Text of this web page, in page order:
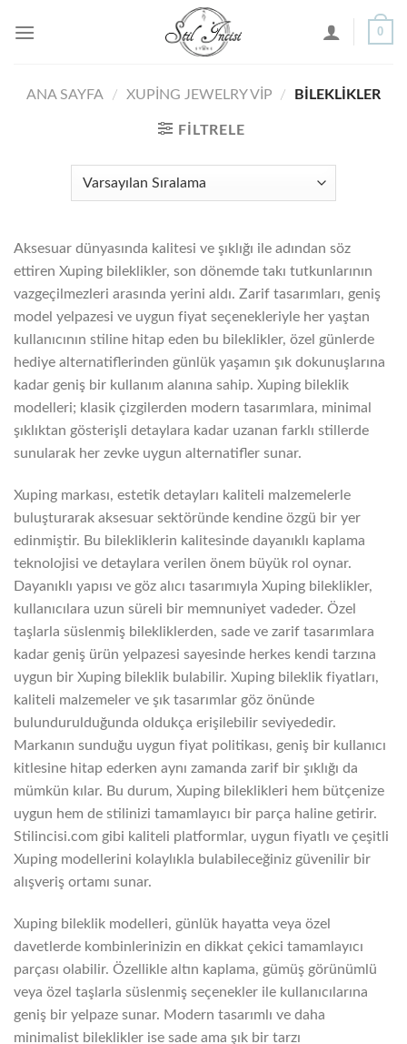
atla
0
ANA SAYFA / XUPING JEWELRY VIP / BILEKLIKLER
FILTRELE
Aksesuar dünyasında kalitesi ve şıklığı ile adından söz
ettiren Xuping bileklikler, son dönemde takı tutkunlarının
vazgeçilmezleri arasında yerini aldı. Zarif tasarımları, geniş
model yelpazesi ve uygun fiyat seçenekleriyle her yaştan
kullanıcının stiline hitap eden bu bileklikler, özel günlerde
hediye alternatiflerinden günlük yaşamın şık dokunuşlarına
kadar geniş bir kullanım alanına sahip. Xuping bileklik
modelleri; klasik çizgilerden modern tasarımlara, minimal
şıklıktan gösterişli detaylara kadar uzanan farklı stillerde
sunularak her zevke uygun alternatifler sunar.
Xuping markası, estetik detayları kaliteli malzemelerle
buluşturarak aksesuar sektöründe kendine özgü bir yer
edinmiştir. Bu bilekliklerin kalitesinde dayanıklı kaplama
teknolojisi ve detaylara verilen önem büyük rol oynar.
Dayanıklı yapısı ve göz alıcı tasarımıyla Xuping bileklikler,
kullanıcılara uzun süreli bir memnuniyet vadeder. Özel
taşlarla süslenmiş bilekliklerden, sade ve zarif tasarımlara
kadar geniş ürün yelpazesi sayesinde herkes kendi tarzına
uygun bir Xuping bileklik bulabilir. Xuping bileklik fiyatları,
kaliteli malzemeler ve şık tasarımlar göz önünde
bulundurulduğunda oldukça erişilebilir seviyededir.
Markanın sunduğu uygun fiyat politikası, geniş bir kullanıcı
kitlesine hitap ederken aynı zamanda zarif bir şıklığı da
mümkün kılar. Bu durum, Xuping bileklikleri hem bütçenize
uygun hem de stilinizi tamamlayıcı bir parça haline getirir.
Stilincisi.com gibi kaliteli platformlar, uygun fiyatlı ve çeşitli
Xuping modellerini kolaylıkla bulabileceğiniz güvenilir bir
alışveriş ortamı sunar.
Xuping bileklik modelleri, günlük hayatta veya özel
davetlerde kombinlerinizin en dikkat çekici tamamlayıcı
parçası olabilir. Özellikle altın kaplama, gümüş görünümlü
veya özel taşlarla süslenmiş seçenekler ile kullanıcılarına
geniş bir yelpaze sunar. Modern tasarımlı ve daha
minimalist bileklikler ise sade ama şık bir tarzı